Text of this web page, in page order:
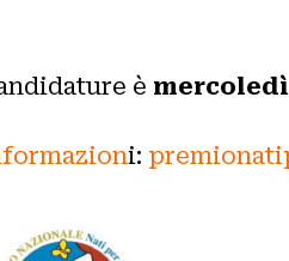
è mercoledì
i: